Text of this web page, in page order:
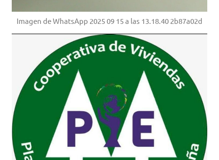
Imagen de WhatsApp 2025 09 15 a las 13.18.40 2b87a02d